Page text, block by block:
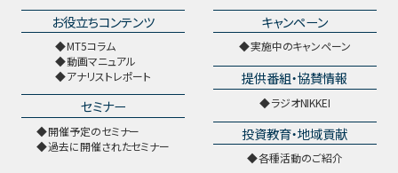
お役立ちコンテンツ
MT5コラム
動画マニュアル
アナリストレポート
セミナー
開催予定のセミナー
過去に開催されたセミナー
キャンペーン
実施中のキャンペーン
提供番組・協賛情報
ラジオNIKKEI
投資教育・地域貢献
各種活動のご紹介